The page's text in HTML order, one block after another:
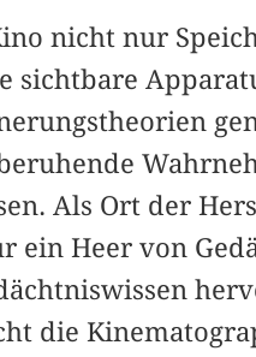
nicht nur
sichtbare
Als Ort der
ein Heer von
die